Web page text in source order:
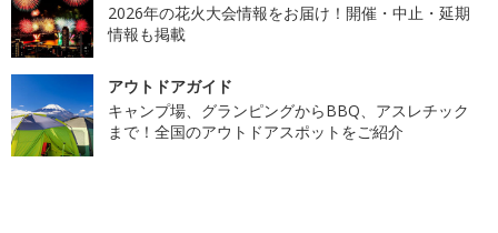
2026年の花火大会情報をお届け！開催・中止・延期
情報も掲載
アウトドアガイド
キャンプ場、グランピングからBBQ、アスレチック
まで！全国のアウトドアスポットをご紹介